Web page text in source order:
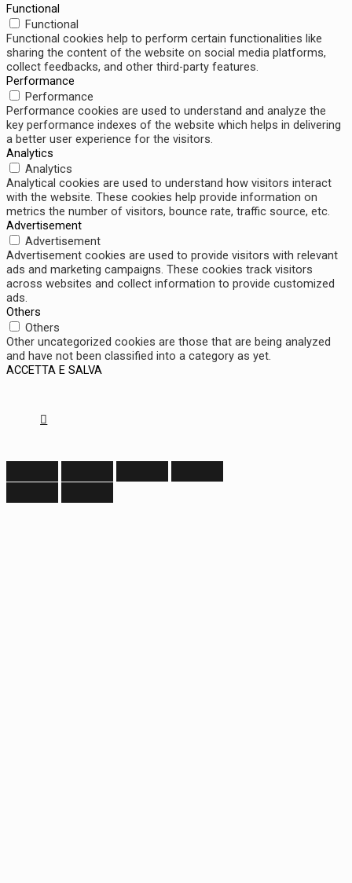
Functional
Functional
Functional cookies help to perform certain functionalities like
sharing the content of the website on social media platforms,
collect feedbacks, and other third-party features.
Performance
Performance
Performance cookies are used to understand and analyze the
key performance indexes of the website which helps in delivering
a better user experience for the visitors.
Analytics
Analytics
Analytical cookies are used to understand how visitors interact
with the website. These cookies help provide information on
metrics the number of visitors, bounce rate, traffic source, etc.
Advertisement
Advertisement
Advertisement cookies are used to provide visitors with relevant
ads and marketing campaigns. These cookies track visitors
across websites and collect information to provide customized
ads.
Others
Others
Other uncategorized cookies are those that are being analyzed
and have not been classified into a category as yet.
ACCETTA E SALVA